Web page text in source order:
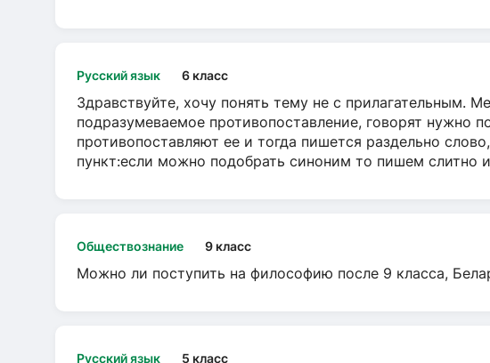
Русский язык 6 класс
Здравствуйте, хочу понять тему не с прилагательным.
подразумеваемое противопоставление, говорят нужно
противопоставляют ее и тогда пишется раздельно
пункт:если можно подобрать синоним то пишем слитно
Обществознание 9 класс
Можно ли поступить на философию после 9 класса,
Русский язык 5 класс